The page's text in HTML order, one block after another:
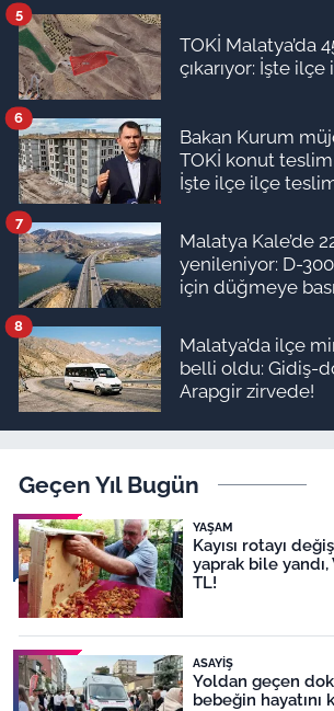
TOKİ Malatya’da
çıkarıyor: İşte
5
Bakan Kurum
TOKİ konut
İşte ilçe ilçe
6
Malatya Kale’de
yenileniyor: D-
için düğmeye
7
Malatya’da ilçe
belli oldu: Gidiş-
Arapgir zirvede!
8
Geçen Yıl Bugün
YAŞAM
Kayısı rotayı
yaprak bile yandı,
TL!
ASAYIŞ
Yoldan geçen
bebeğin hayatını